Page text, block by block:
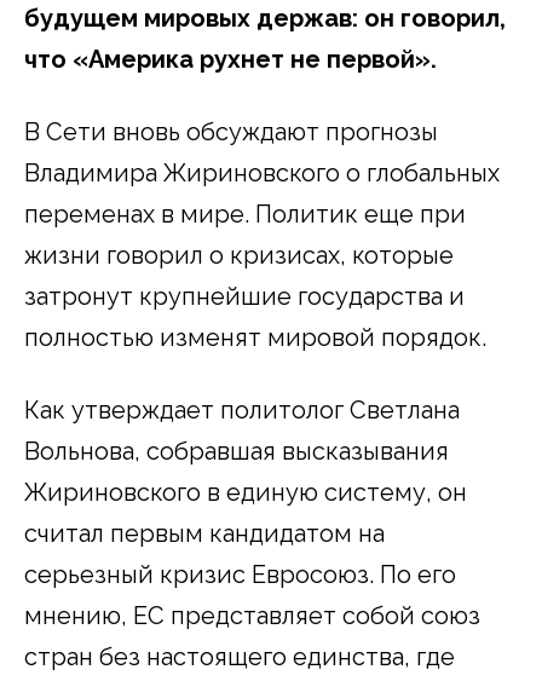
будущем мировых держав: он говорил,
что «Америка рухнет не первой».
В Сети вновь обсуждают прогнозы
Владимира Жириновского о глобальных
переменах в мире. Политик еще при
жизни говорил о кризисах, которые
затронут крупнейшие государства и
полностью изменят мировой порядок.
Как утверждает политолог Светлана
Вольнова, собравшая высказывания
Жириновского в единую систему, он
считал первым кандидатом на
серьезный кризис Евросоюз. По его
мнению, ЕС представляет собой союз
стран без настоящего единства, где